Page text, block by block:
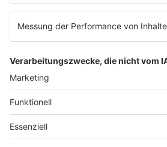
Cookie-Einstellungen